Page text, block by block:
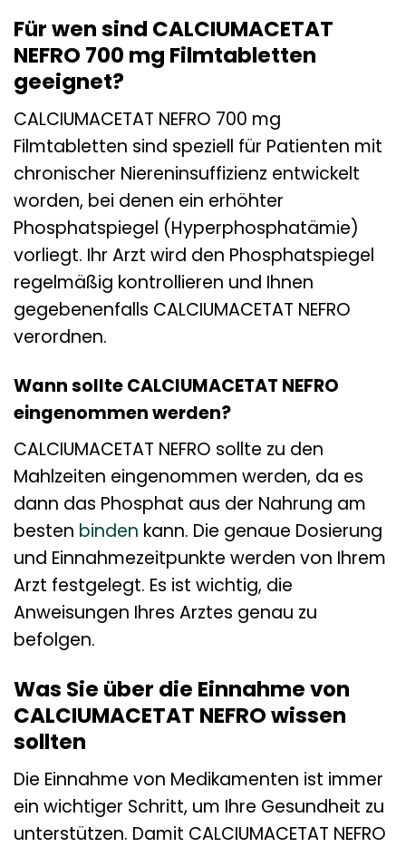
Für wen sind CALCIUMACETAT
NEFRO 700 mg Filmtabletten
geeignet?
CALCIUMACETAT NEFRO 700 mg
Filmtabletten sind speziell für Patienten mit
chronischer Niereninsuffizienz entwickelt
worden, bei denen ein erhöhter
Phosphatspiegel (Hyperphosphatämie)
vorliegt. Ihr Arzt wird den Phosphatspiegel
regelmäßig kontrollieren und Ihnen
gegebenenfalls CALCIUMACETAT NEFRO
verordnen.
Wann sollte CALCIUMACETAT NEFRO
eingenommen werden?
CALCIUMACETAT NEFRO sollte zu den
Mahlzeiten eingenommen werden, da es
dann das Phosphat aus der Nahrung am
besten binden kann. Die genaue Dosierung
und Einnahmezeitpunkte werden von Ihrem
Arzt festgelegt. Es ist wichtig, die
Anweisungen Ihres Arztes genau zu
befolgen.
Was Sie über die Einnahme von
CALCIUMACETAT NEFRO wissen
sollten
Die Einnahme von Medikamenten ist immer
ein wichtiger Schritt, um Ihre Gesundheit zu
unterstützen. Damit CALCIUMACETAT NEFRO